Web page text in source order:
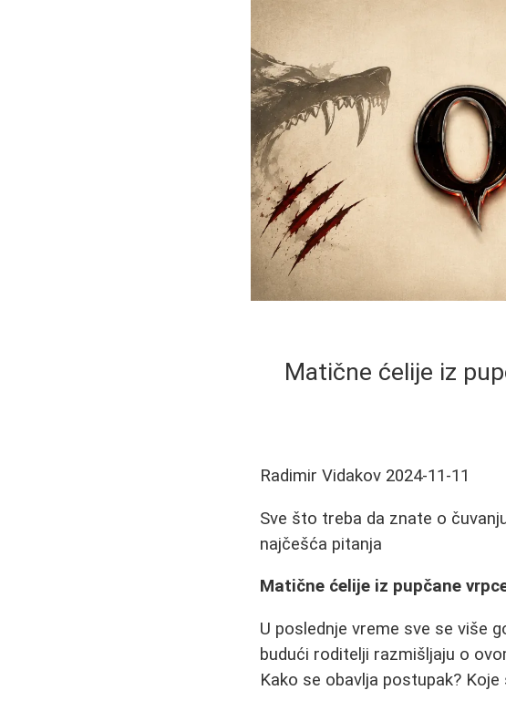
Matične ćelije iz
Radimir Vidakov 2024-11-11
Sve što treba da znate o
najčešća pitanja
Matične ćelije iz pupčane
U poslednje vreme sve se više
budući roditelji razmišljaju o
Kako se obavlja postupak?